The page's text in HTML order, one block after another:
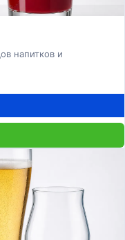
напитков и